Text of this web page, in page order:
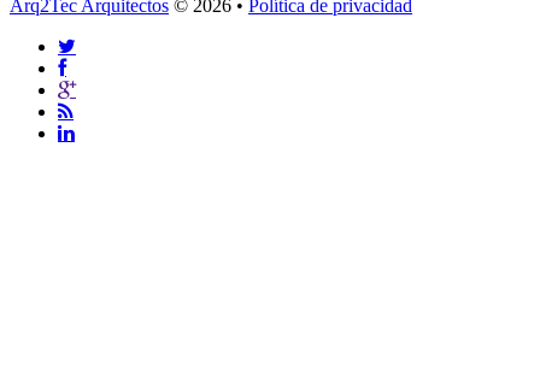
Arq2Tec Arquitectos © 2026 • Política de privacidad